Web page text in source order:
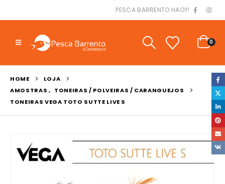
PESCA BARRENTO HAOY!
0
HOME
LOJA
AMOSTRAS , TONEIRAS / POLVEIRAS / CARANGUEJOS
TONEIRAS VEGA TOTO SUTTE LIVE S